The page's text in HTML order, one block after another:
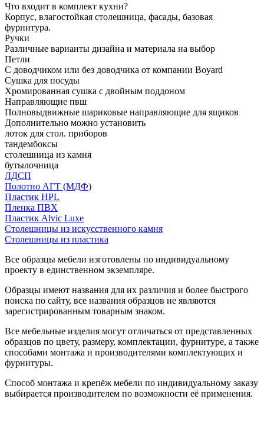
Что входит в комплект кухни?
Корпус, влагостойкая столешница, фасады, базовая
фурнитура.
Ручки
Различные варианты дизайна и материала на выбор
Петли
С доводчиком или без доводчика от компании Boyard
Сушка для посуды
Хромированная сушка с двойным поддоном
Направляющие пвш
Полновыдвижные шариковые направляющие для ящиков
Дополнительно можно установить
лоток для стол. приборов
тандембоксы
столешница из камня
бутылочница
ЛДСП
Полотно АГТ (МДФ)
Пластик HPL
Пленка ПВХ
Пластик Alvic Luxe
Столешницы из искусственного камня
Столешницы из пластика
Все образцы мебели изготовлены по индивидуальному
проекту в единственном экземпляре.
Образцы имеют названия для их различия и более быстрого
поиска по сайту, все названия образцов не являются
зарегистрированным товарным знаком.
Все мебельные изделия могут отличаться от представленных
образцов по цвету, размеру, комплектации, фурнитуре, а также
способами монтажа и производителями комплектующих и
фурнитуры.
Способ монтажа и крепёж мебели по индивидуальному заказу
выбирается производителем по возможности её применения.